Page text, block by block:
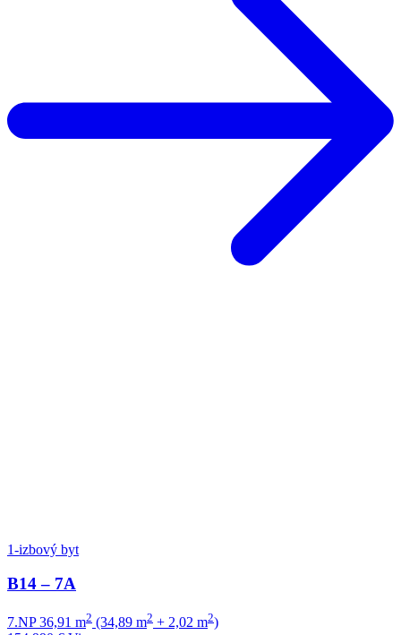
1-izbový byt
B14 – 7A
7.NP 36,91 m2 (34,89 m2 + 2,02 m2)